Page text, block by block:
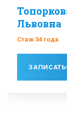
Львовна
Стаж 34 года